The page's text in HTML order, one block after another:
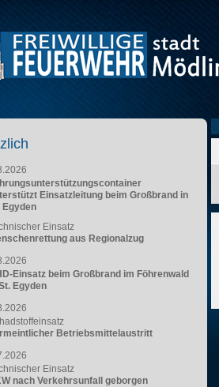
Einsatzleitung beim Großbrand in
Egyden
Einsatz
aus Regionalzug
Einsatz beim Großbrand im Föhrenwald
Egyden
Betriebsmittelaustritt
Einsatz
nach Verkehrsunfall geborgen